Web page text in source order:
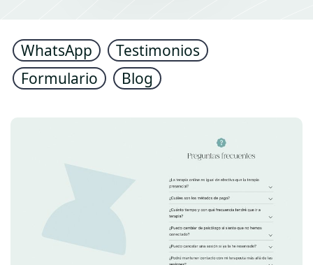
WhatsApp
Testimonios
Formulario
Blog